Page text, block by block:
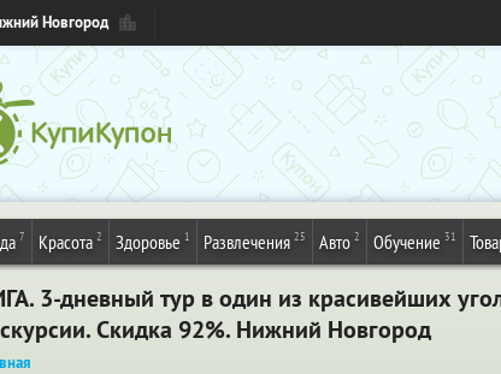
Новгород
7 Красота 2 Здоровье 1 Развлечения 25 Авто 2 Обучение 31
3-дневный тур в один из красивейших
Скидка 92%. Нижний Новгород